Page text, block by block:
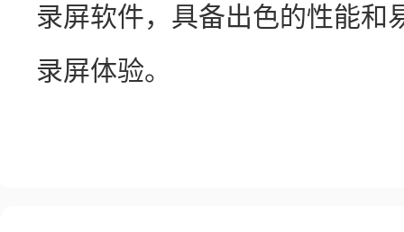
录屏软件，具备出色的性能和
录屏体验。